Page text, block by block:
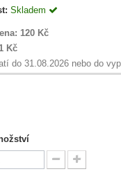
Skladem
120 Kč
Kč
do 31.08.2026 nebo do